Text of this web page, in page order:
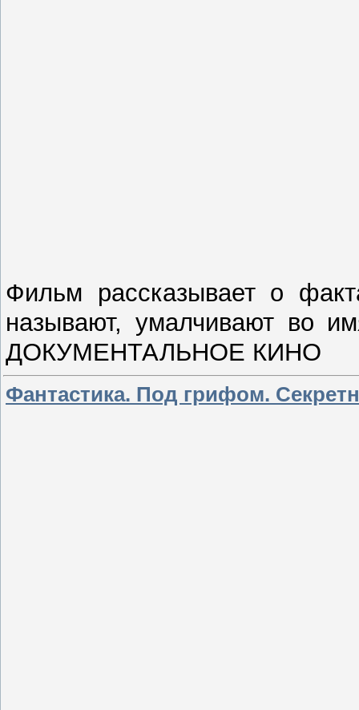
Фильм рассказывает о
называют, умалчивают во
ДОКУМЕНТАЛЬНОЕ КИНО
Фантастика. Под грифом.